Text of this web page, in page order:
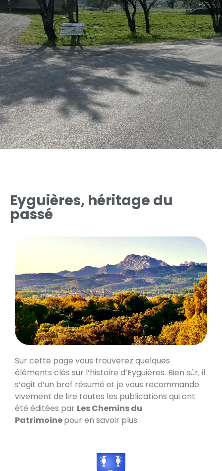
Eyguières, héritage du
passé
Sur cette page vous trouverez quelques
éléments clés sur l’histoire d’Eyguières. Bien sûr, il
s’agit d’un bref résumé et je vous recommande
vivement de lire toutes les publications qui ont
été éditées par Les Chemins du
Patrimoinepour en savoir plus.